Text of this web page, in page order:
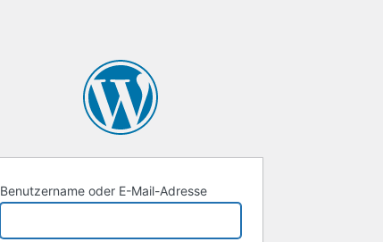
Benutzername oder E-Mail-Adresse